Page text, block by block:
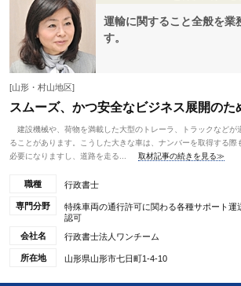
運輸に関すること全般を業
す。
[山形・村山地区]
スムーズ、かつ安全なビジネス展開のた
建設機械や、荷物を満載した大型のトレーラ、トラックなどが
ることがあります。こうした大きな車は、ナンバーを取得する際
必要になりますし、道路を走る...
取材記事の続きを見る≫
職種 行政書士
専門分野
特殊車両の通行許可に関わる各種サポート運
認可
会社名
行政書士法人ワンチーム
所在地 山形県山形市七日町1-4-10